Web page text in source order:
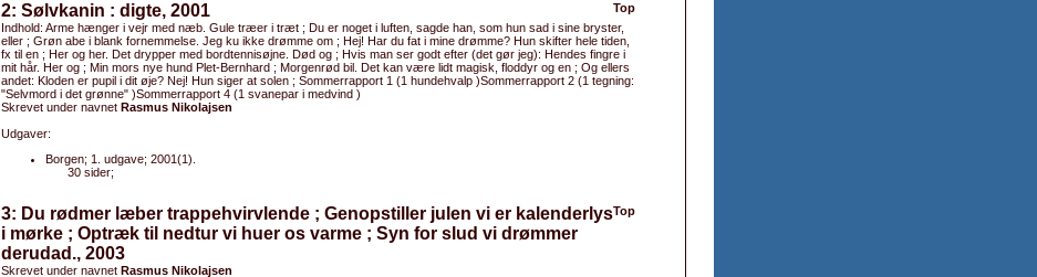
Top
2: Sølvkanin : digte, 2001
Indhold: Arme hænger i vejr med næb. Gule træer i træt ; Du er noget i luften, sagde han, som hun sad i sine bryster,
eller ; Grøn abe i blank fornemmelse. Jeg ku ikke drømme om ; Hej! Har du fat i mine drømme? Hun skifter hele tiden,
fx til en ; Her og her. Det drypper med bordtennisøjne. Død og ; Hvis man ser godt efter (det gør jeg): Hendes fingre i
mit hår. Her og ; Min mors nye hund Plet-Bernhard ; Morgenrød bil. Det kan være lidt magisk, floddyr og en ; Og ellers
andet: Kloden er pupil i dit øje? Nej! Hun siger at solen ; Sommerrapport 1 (1 hundehvalp )Sommerrapport 2 (1 tegning:
"Selvmord i det grønne" )Sommerrapport 4 (1 svanepar i medvind )
Skrevet under navnet Rasmus Nikolajsen
Udgaver:
Borgen; 1. udgave; 2001(1).
30 sider;
Top
3: Du rødmer læber trappehvirvlende ; Genopstiller julen vi er kalenderlys
i mørke ; Optræk til nedtur vi huer os varme ; Syn for slud vi drømmer
derudad., 2003
Skrevet under navnet Rasmus Nikolajsen